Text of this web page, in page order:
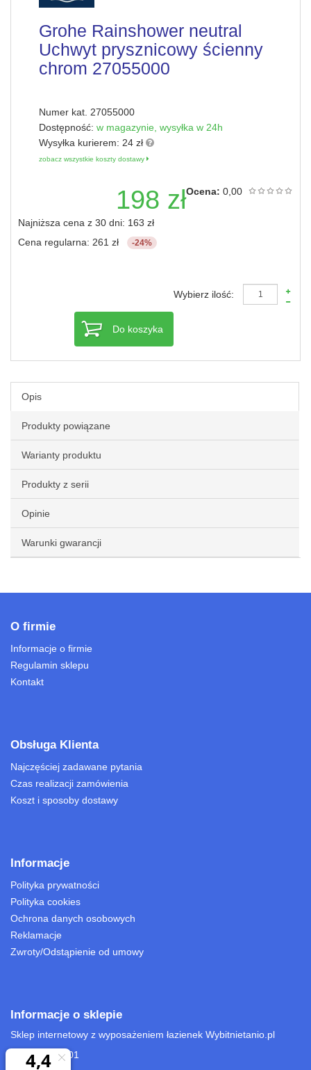
Grohe Rainshower neutral
Uchwyt prysznicowy ścienny
chrom 27055000
Numer kat. 27055000
Dostępność: w magazynie, wysyłka w 24h
Wysyłka kurierem: 24 zł
zobacz wszystkie koszty dostawy
Ocena: 0,00
198 zł
Najniższa cena z 30 dni: 163 zł
Cena regularna: 261 zł
-24%
Wybierz ilość:
Do koszyka
Opis
Produkty powiązane
Warianty produktu
Produkty z serii
Opinie
Warunki gwarancji
O firmie
Informacje o firmie
Regulamin sklepu
Kontakt
Obsługa Klienta
Najczęściej zadawane pytania
Czas realizacji zamówienia
Koszt i sposoby dostawy
Informacje
Polityka prywatności
Polityka cookies
Ochrona danych osobowych
Reklamacje
Zwroty/Odstąpienie od umowy
Informacje o sklepie
Sklep internetowy z wyposażeniem łazienek Wybitnietanio.pl
22 701 15 01